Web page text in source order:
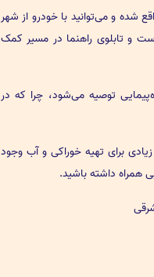
از شهر قشم واقع شده و می‌توانید با خودرو از شهر
و تابلوی راهنما در مسیر کمک
توصیه می‌شود، چرا که در
برای تهیه خوراکی و آب وجود
همراه داشته باشید.